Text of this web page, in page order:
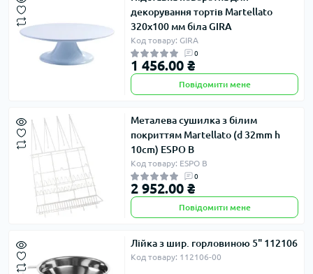
декорування тортів Martellato
320х100 мм біла GIRA
Код товару: GIRA
0
1 456.00 ₴
Повідомити мене
Металева сушилка з білим
покриттям Martellato (d 32mm h
10сm) ESPO B
Код товару: ESPO B
0
2 952.00 ₴
Повідомити мене
Лійка з шир. горловиною 5" 112106
Код товару: 112106-00